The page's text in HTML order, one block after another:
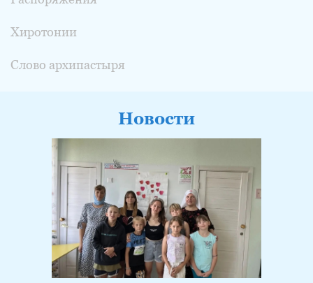
Хиротонии
Слово архипастыря
Новости